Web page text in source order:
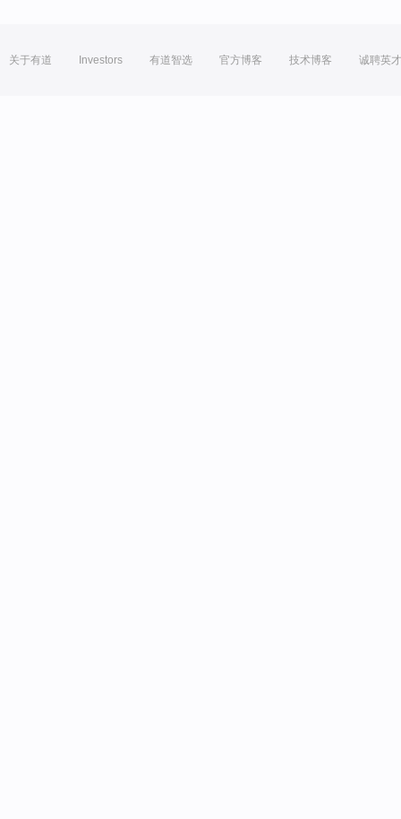
关于有道 Investors 有道智选 官方博客 技术博客 诚聘英才